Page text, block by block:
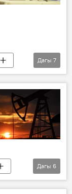
Дагы 7
Дагы 6